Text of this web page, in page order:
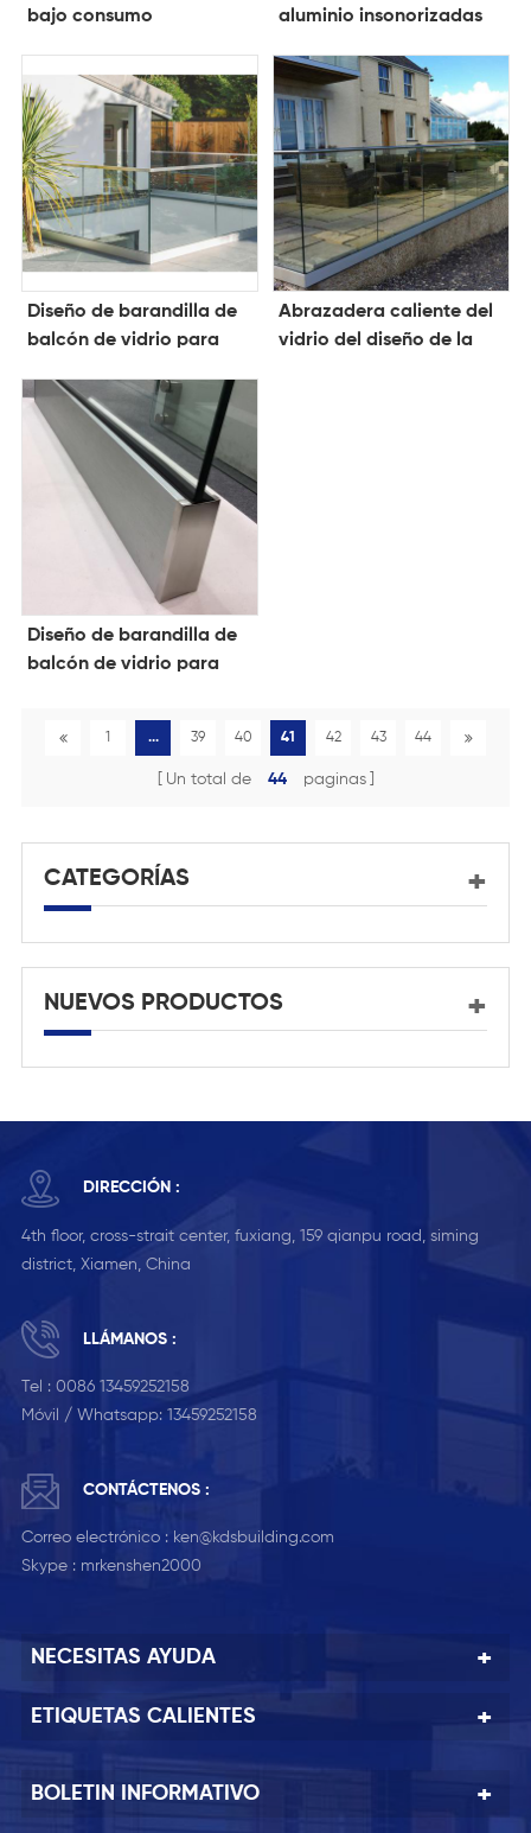
bajo consumo
aluminio insonorizadas
Diseño de barandilla de
balcón de vidrio para
barandilla de vidrio sin
marco de aluminio
barandilla de barandilla
de canal en U de
aluminio al aire libre
Abrazadera caliente del
vidrio del diseño de la
Diseño de barandilla de
balcón de vidrio para
aluminio barandilla sin
templado con canal en U
1 ... 39 40 41 42 43 44
Un total de 44 paginas
CATEGORÍAS
NUEVOS PRODUCTOS
DIRECCIÓN :
4th floor, cross-strait center, fuxiang, 159 qianpu road, siming
district, Xiamen, China
LLÁMANOS :
Tel : 0086 13459252158
Móvil / Whatsapp: 13459252158
CONTÁCTENOS :
Correo electrónico : ken@kdsbuilding.com
Skype : mrkenshen2000
NECESITAS AYUDA
ETIQUETAS CALIENTES
BOLETIN INFORMATIVO